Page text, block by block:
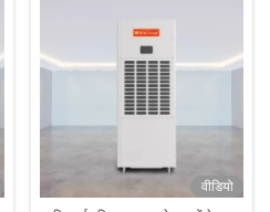
वीडियो